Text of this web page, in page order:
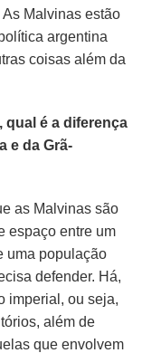
Malvinas estão
argentina
coisas além da
qual é a diferença
e da Grã-
as Malvinas são
espaço entre um
uma população
defender. Há,
imperial, ou seja,
além de
que envolvem